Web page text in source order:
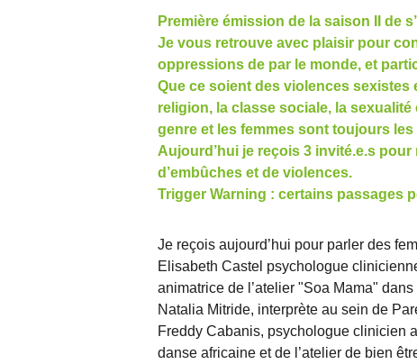
Première émission de la saison II de
Je vous retrouve avec plaisir pour
oppressions de par le monde, et
Que ce soient des violences
religion, la classe sociale, la
genre et les femmes sont toujours
Aujourd’hui je reçois 3 invité.e.s
d’embûches et de violences.
Trigger Warning : certains passages
Je reçois aujourd’hui pour parler des
Elisabeth Castel psychologue
animatrice de l’atelier "Soa Mama"
Natalia Mitride, interprète au sein de
Freddy Cabanis, psychologue clinicien
danse africaine et de l’atelier de bien